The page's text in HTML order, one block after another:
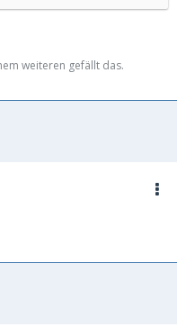
weiteren gefällt das.